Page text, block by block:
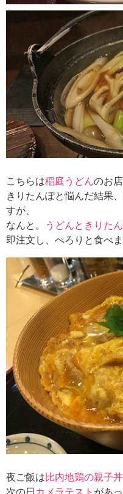
こちらは稲庭うどんのお
きりたんぽと悩んだ結果
すが、
なんと。
うどんときりた
即注文し、ぺろりと食べ
夜ご飯は比内地鶏の親子丼